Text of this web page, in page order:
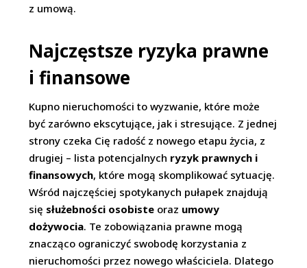
z umową.
Najczęstsze ryzyka prawne
i finansowe
Kupno nieruchomości to wyzwanie, które może
być zarówno ekscytujące, jak i stresujące. Z jednej
strony czeka Cię radość z nowego etapu życia, z
drugiej – lista potencjalnych ryzyk prawnych i
finansowych, które mogą skomplikować sytuację.
Wśród najczęściej spotykanych pułapek znajdują
się służebności osobiste oraz umowy
dożywocia. Te zobowiązania prawne mogą
znacząco ograniczyć swobodę korzystania z
nieruchomości przez nowego właściciela. Dlatego